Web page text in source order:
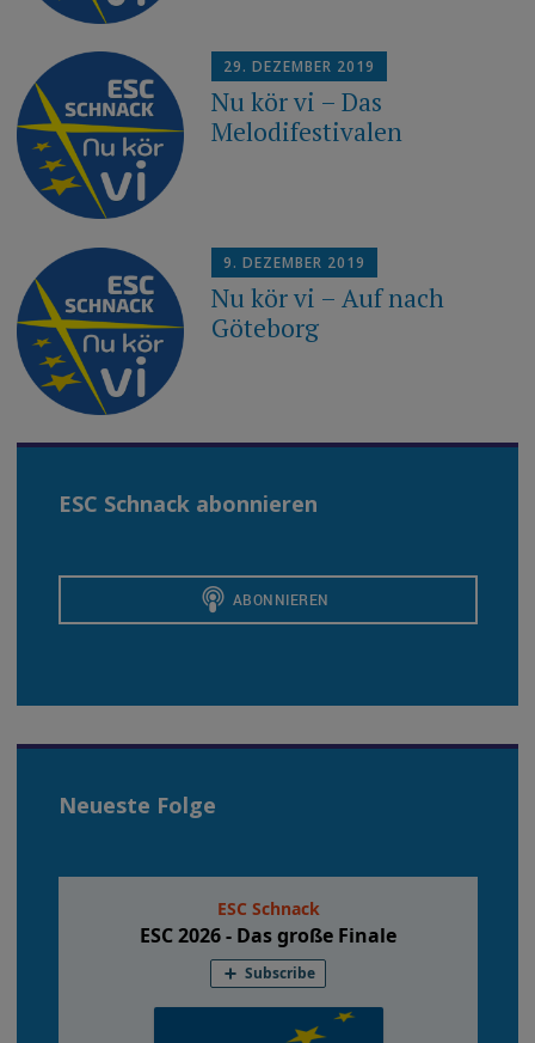
29. DEZEMBER 2019
Nu kör vi – Das
Melodifestivalen
9. DEZEMBER 2019
Nu kör vi – Auf nach
Göteborg
ESC Schnack abonnieren
Neueste Folge